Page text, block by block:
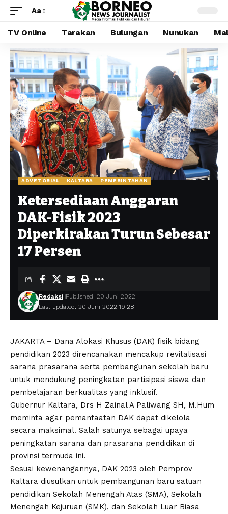
Aa
TV Online Tarakan Bulungan Nunukan
ADVETORIAL KALTARA PEMERINTAHAN
Ketersediaan Anggaran
DAK-Fisik 2023
Diperkirakan Turun Sebesar
17 Persen
Last updated: 20 Juni 2022 19:28
Redaksi Published: 20 Juni 2022
JAKARTA – Dana Alokasi Khusus (DAK) fisik bidang
pendidikan 2023 direncanakan mencakup revitalisasi
sarana prasarana serta pembangunan sekolah baru
untuk mendukung peningkatan partisipasi siswa dan
pembelajaran berkualitas yang inklusif.
Gubernur Kaltara, Drs H Zainal A Paliwang SH, M.Hum
meminta agar pemanfaatan DAK dapat dikelola
secara maksimal. Salah satunya sebagai upaya
peningkatan sarana dan prasarana pendidikan di
provinsi termuda ini.
Sesuai kewenangannya, DAK 2023 oleh Pemprov
Kaltara diusulkan untuk pembangunan baru satuan
pendidikan Sekolah Menengah Atas (SMA), Sekolah
Menengah Kejuruan (SMK), dan Sekolah Luar Biasa